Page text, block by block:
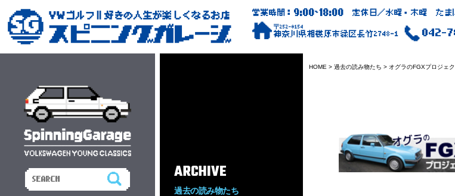
営業時間：9:00~18:00 定休日／水曜・木曜 たま
〒252-0154
神奈川県相模原市緑区長竹2748-1 042-
ARCHIVE
過去の読み物たち
HOME > 過去の読み物たち > オグラのFGXプロジェク